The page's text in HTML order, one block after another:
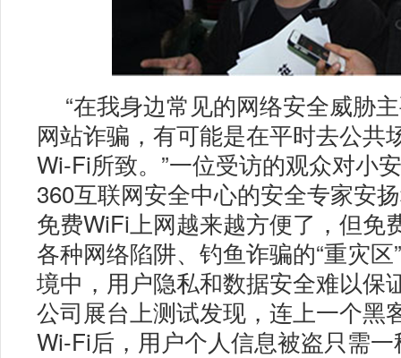
“在我身边常见的网络安全威胁
网站诈骗，有可能是在平时去公共
Wi-Fi所致。”一位受访的观众对小
360互联网安全中心的安全专家安
免费WiFi上网越来越方便了，但免
各种网络陷阱、钓鱼诈骗的“重灾
境中，用户隐私和数据安全难以保
公司展台上测试发现，连上一个黑
Wi-Fi后，用户个人信息被盗只需